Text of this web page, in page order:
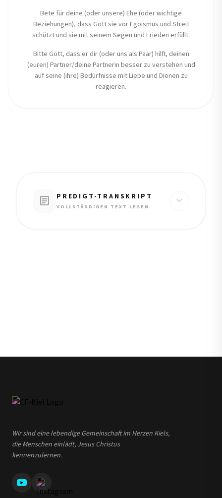
Bete für deine (oder unsere) Ehe (oder wichtige
Beziehungen), dass Gott sie vor Egoismus und Streit
schützt und sie mit seinem Segen und Frieden erfüllt.
Bitte Gott, dass er dir (oder uns als Paar) hilft, deinen
(euren) Partner/deine Partnerin besser zu verstehen und
auf seine (ihre) Bedürfnisse mit Liebe und Dienen zu
reagieren.
article PREDIGT-TRANSKRIPT
VOLLSTÄNDIGEN TEXT LESEN expand_more
Wir sind eine lebendige Gemeinschaft im Herzen Kiels,
die Menschen einlädt, Jesus Christus
kennenzulernen.